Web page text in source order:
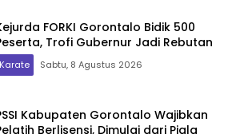
FORKI Gorontalo Bidik 500
Trofi Gubernur Jadi Rebutan
Karate Sabtu, 8 Agustus 2026
Kabupaten Gorontalo Wajibkan
Berlisensi, Dimulai dari Piala